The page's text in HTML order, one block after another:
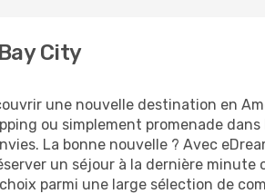
City
une nouvelle destination en
ou simplement promenade
La bonne nouvelle ? Avec
un séjour à la dernière
parmi une large sélection de